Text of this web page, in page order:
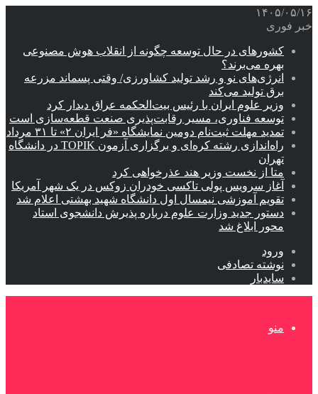
۱۴۰۵/۰۵/۱۶
خبر فوری
کشورهای در حال توسعه چگونه از انقلاب هوش مصنوعی
بهره می‌برند؟
انرژی‌های نو و رشد تولید کشاورزی/ وقتی پسماند مزرعه‌
برق تولید می‌کند
وزیر علوم ایران با رئیس بیت‌الحکمه عراق دیدار کرد
توسعه فناوری، مسیر رقابت‌پذیری صنعت قطعه‌سازی است
تمدید مهلت ثبت‌نام دومین نمایشگاه «فر ایران ۲» تا ۳۱ مرداد
راه‌اندازی رشته کره‌ای و برگزاری آزمون TOPIK در دانشگاه
تهران
متا از نخست وزیر هند عذرخواهی کرد
آغاز سرویس پولی تاکسی خودران زوکس در یک شهر آمریکا
تقویم آموزشی نیمسال اول دانشگاه شهید بهشتی اعلام شد
دستور جدید وزارت علوم درباره پذیرش دانشجوی استاد
محور ابلاغ شد
ورود
نوشته تصادفی
سایدبار
منو